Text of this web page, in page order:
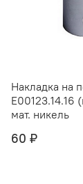
Накладка на
E00123.14.16
мат. никель
60 ₽